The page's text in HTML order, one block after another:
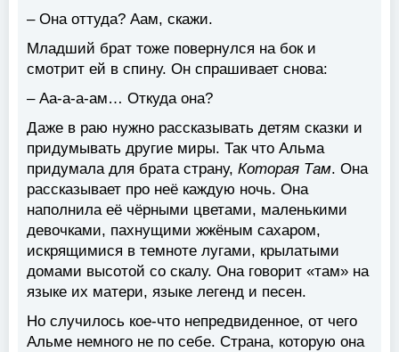
– Она оттуда? Аам, скажи.
Младший брат тоже повернулся на бок и
смотрит ей в спину. Он спрашивает снова:
– Аа-а-а-ам… Откуда она?
Даже в раю нужно рассказывать детям сказки и
придумывать другие миры. Так что Альма
придумала для брата страну, Которая Там. Она
рассказывает про неё каждую ночь. Она
наполнила её чёрными цветами, маленькими
девочками, пахнущими жжёным сахаром,
искрящимися в темноте лугами, крылатыми
домами высотой со скалу. Она говорит «там» на
языке их матери, языке легенд и песен.
Но случилось кое-что непредвиденное, от чего
Альме немного не по себе. Страна, которую она